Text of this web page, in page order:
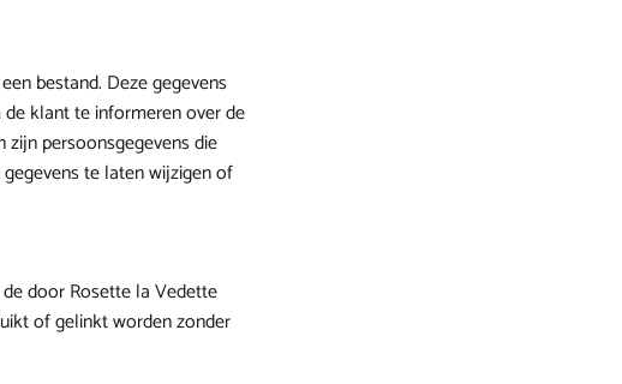
bestand. Deze gegevens
klant te informeren over de
persoonsgegevens die
te laten wijzigen of
door Rosette la Vedette
of gelinkt worden zonder